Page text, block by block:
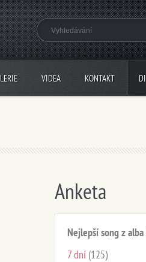
VIDEA KONTAKT
Anketa
Nejlepší song z
7 dní (125)